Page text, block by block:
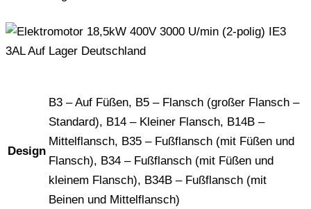
Design
B3 – Auf Füßen, B5 – Flansch (großer Flansch –
Standard), B14 – Kleiner Flansch, B14B –
Mittelflansch, B35 – Fußflansch (mit Füßen und
Flansch), B34 – Fußflansch (mit Füßen und
kleinem Flansch), B34B – Fußflansch (mit
Beinen und Mittelflansch)